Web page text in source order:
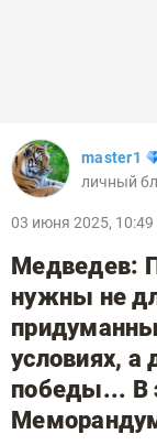
master1
личный
03 июня 2025, 10:49
Медведев:
нужны не
условиях, а
победы... В